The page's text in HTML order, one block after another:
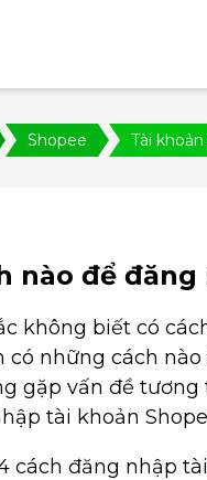
Shopee Tài
nào để
không biết có
có những cách
gặp vấn đề
tài khoản
cách đăng nhập